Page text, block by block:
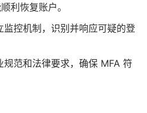
利恢复账户。
监控机制，识别并响应可疑的登
规范和法律要求，确保 MFA 符